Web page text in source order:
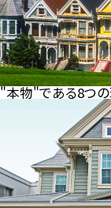
"本物"である8つ